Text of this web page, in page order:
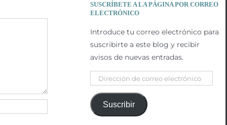
SUSCRÍBETE A LA PÁGINA POR CORREO
ELECTRÓNICO
Introduce tu correo electrónico para
suscribirte a este blog y recibir
avisos de nuevas entradas.
Dirección
correo
electrónico
Suscribir